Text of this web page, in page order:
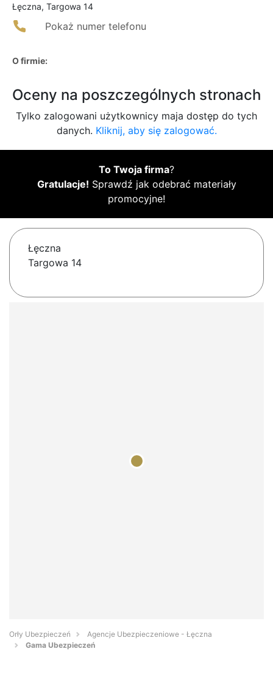
Łęczna, Targowa 14
Pokaż numer telefonu
O firmie:
Oceny na poszczególnych stronach
Tylko zalogowani użytkownicy maja dostęp do tych
danych. Kliknij, aby się zalogować.
To Twoja firma?
Gratulacje! Sprawdź jak odebrać materiały
promocyjne!
Łęczna
Targowa 14
Orły Ubezpieczeń
Agencje Ubezpieczeniowe - Łęczna
Gama Ubezpieczeń